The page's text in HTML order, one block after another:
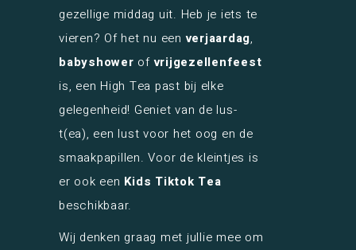
gezellige middag uit. Heb je iets te
vieren? Of het nu eenverjaardag,
babyshower ofvrijgezellenfeest
is, een High Tea past bij elke
gelegenheid! Geniet van de lus-
t(ea), een lust voor het oog en de
smaakpapillen. Voor de kleintjes is
er ook een Kids Tiktok Tea
beschikbaar.
Wij denken graag met jullie mee om